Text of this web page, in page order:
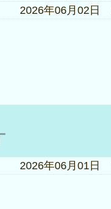
2026年06月02日
2026年06月01日